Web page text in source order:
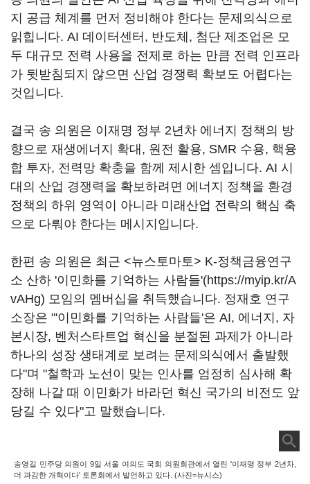
지 공급 체계를 먼저 정비해야 한다는 문제의식으로
읽힙니다. AI 데이터센터, 반도체, 첨단 제조업은 모
두 대규모 전력 사용을 전제로 하는 만큼 전력 인프라
가 뒷받침되지 않으면 산업 경쟁력 확보도 어렵다는
것입니다.
결국 송 의원은 이재명 정부 2년차 에너지 정책의 방
향으로 재생에너지 확대, 원전 활용, SMR 수용, 핵융
합 투자, 전력망 확충을 함께 제시한 셈입니다. AI 시
대의 산업 경쟁력을 확보하려면 에너지 정책을 환경
정책의 하위 영역이 아니라 미래산업 전략의 핵심 축
으로 다뤄야 한다는 메시지입니다.
한편 송 의원은 최근 <뉴스토마토> K-정책금융연구
소 산하 '이민화를 기억하는 사람들'(https://myip.kr/A
vAHg) 모임의 멤버십을 취득했습니다. 정재호 연구
소장은 "'이민화를 기억하는 사람들'은 AI, 에너지, 자
본시장, 벤처스타트업 혁신을 분절된 과제가 아니라
하나의 성장 생태계로 보려는 문제의식에서 출발했
다"며 "철학과 노선이 맞는 인사를 엄정히 심사해 확
장해 나갈 때 이민화가 바라던 혁신 국가의 비전도 앞
당길 수 있다"고 말했습니다.
송영길 민주당 의원이 9일 서울 여의도 국회 의원회관에서 열린 '이재명 정부 2년차,
더 과감한 개혁이다' 토론회에서 발언하고 있다. (사진=뉴시스)